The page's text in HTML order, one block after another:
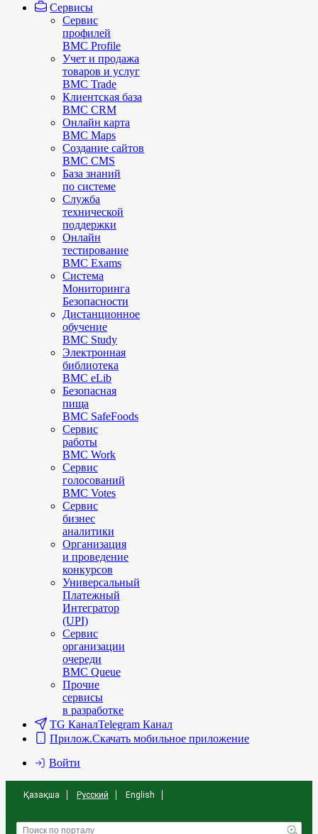
Сервисы
Сервис
профилей
BMC Profile
Учет и продажа
товаров и услуг
BMC Trade
Клиентская база
BMC CRM
Онлайн карта
BMC Maps
Создание сайтов
BMC CMS
База знаний
по системе
Служба
технической
поддержки
Онлайн
тестирование
BMC Exams
Система
Мониторинга
Безопасности
Дистанционное
обучение
BMC Study
Электронная
библиотека
BMC eLib
Безопасная
пища
BMC SafeFoods
Сервис
работы
BMC Work
Сервис
голосований
BMC Votes
Сервис
бизнес
аналитики
Организация
и проведение
конкурсов
Универсальный
Платежный
Интегратор
(UPI)
Сервис
организации
очереди
BMC Queue
Прочие
сервисы
в разработке
TG КаналTelegram Канал
Прилож.Скачать мобильное приложение
Войти
Қазақша Русский English